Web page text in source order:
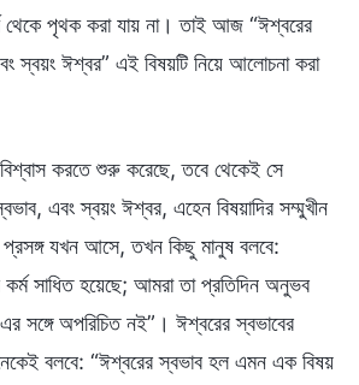
থেকে পৃথক করা যায় না। তাই আজ “ঈশ্বরের
স্বয়ং ঈশ্বর” এই বিষয়টি নিয়ে আলোচনা করা
করতে শুরু করেছে, তবে থেকেই সে
এবং স্বয়ং ঈশ্বর, এহেন বিষয়াদির সম্মুখীন
প্রসঙ্গ যখন আসে, তখন কিছু মানুষ বলবে:
সাধিত হয়েছে; আমরা তা প্রতিদিন অনুভব
সঙ্গে অপরিচিত নই”। ঈশ্বরের স্বভাবের
বলবে: “ঈশ্বরের স্বভাব হল এমন এক বিষয়